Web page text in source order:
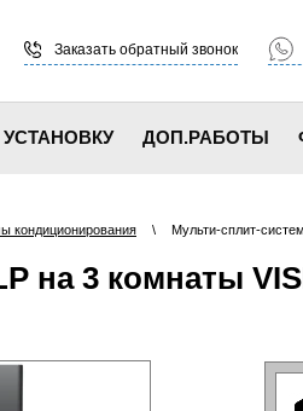
Заказать обратный звонок
ДОП.РАБОТЫ
кондиционирования \
Мульти-сплит-
на 3 комнаты